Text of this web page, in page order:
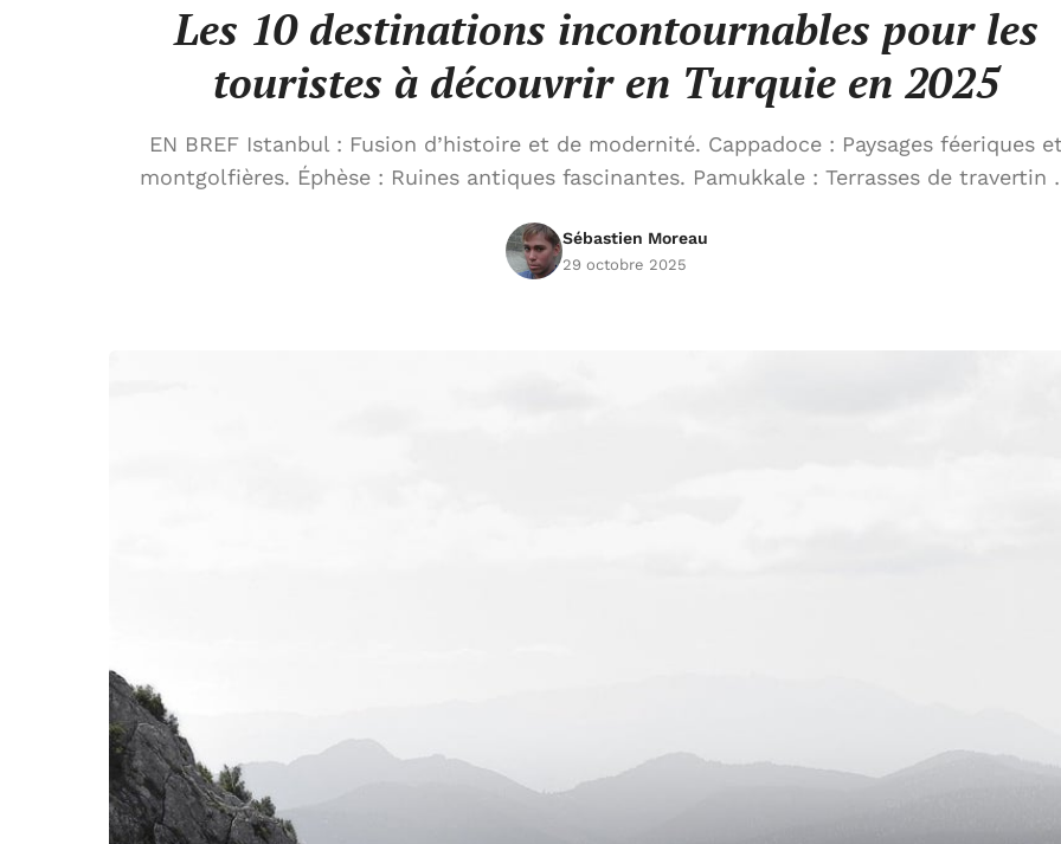
Les 10 destinations incontournables pour les
touristes à découvrir en Turquie en 2025
EN BREF Istanbul : Fusion d’histoire et de modernité. Cappadoce : Paysages féeriques
montgolfières. Éphèse : Ruines antiques fascinantes. Pamukkale : Terrasses de travertin
Sébastien Moreau
29 octobre 2025